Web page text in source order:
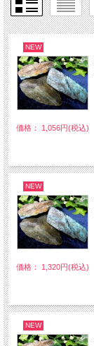
NEW
価格： 1,056円(税込)
NEW
価格： 1,320円(税込)
NEW